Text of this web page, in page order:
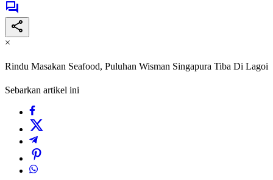
×
Rindu Masakan Seafood, Puluhan Wisman Singapura Tiba Di Lagoi
Sebarkan artikel ini